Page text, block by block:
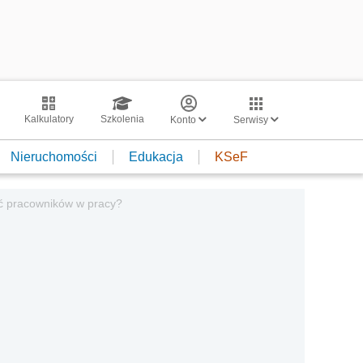
Kalkulatory Szkolenia Konto Serwisy
Nieruchomości Edukacja KSeF
pracowników w pracy?